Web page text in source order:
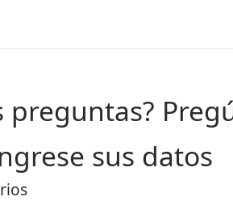
preguntas?
sus datos